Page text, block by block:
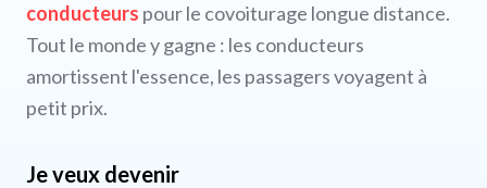
conducteurs pour le covoiturage longue distance.
Tout le monde y gagne : les conducteurs
amortissent l'essence, les passagers voyagent à
petit prix.
Je veux devenir